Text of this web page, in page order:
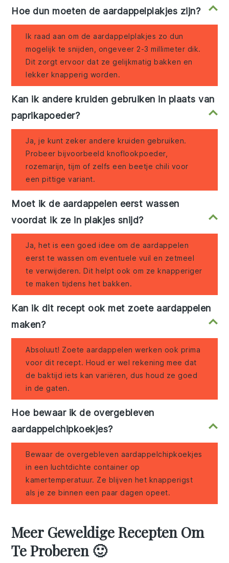
Hoe dun moeten de aardappelplakjes zijn?
Ik raad aan om de aardappelplakjes zo dun
mogelijk te snijden, ongeveer 2-3 millimeter dik.
Dit zorgt ervoor dat ze gelijkmatig bakken en
lekker knapperig worden.
Kan ik andere kruiden gebruiken in plaats van
paprikapoeder?
Ja, je kunt zeker andere kruiden gebruiken.
Probeer bijvoorbeeld knoflookpoeder,
rozemarijn, tijm of zelfs een beetje chili voor
een pittige variant.
Moet ik de aardappelen eerst wassen
voordat ik ze in plakjes snijd?
Ja, het is een goed idee om de aardappelen
eerst te wassen om eventuele vuil en zetmeel
te verwijderen. Dit helpt ook om ze knapperiger
te maken tijdens het bakken.
Kan ik dit recept ook met zoete aardappelen
maken?
Absoluut! Zoete aardappelen werken ook prima
voor dit recept. Houd er wel rekening mee dat
de baktijd iets kan variëren, dus houd ze goed
in de gaten.
Hoe bewaar ik de overgebleven
aardappelchipkoekjes?
Bewaar de overgebleven aardappelchipkoekjes
in een luchtdichte container op
kamertemperatuur. Ze blijven het knapperigst
als je ze binnen een paar dagen opeet.
Meer Geweldige Recepten Om
Te Proberen 🙂